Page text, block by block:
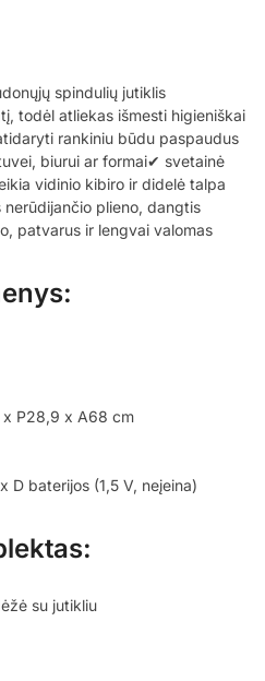
spindulių jutiklis
todėl atliekas išmesti higieniškai
rankiniu būdu paspaudus
biurui ar formai✔ svetainė
vidinio kibiro ir didelė talpa
plieno, dangtis
patvarus ir lengvai valomas
x P28,9 x A68 cm
D baterijos (1,5 V, neįeina)
su jutikliu